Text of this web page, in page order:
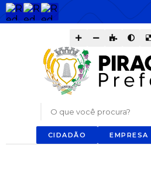
O que você procura?
CIDADÃO EMPRESA